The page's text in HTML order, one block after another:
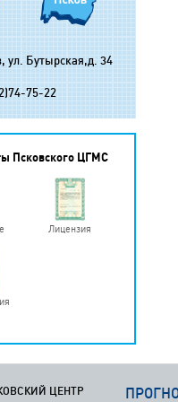
ул. Бутырская,д. 34
75-22
Псковского ЦГМС
Лицензия
ЦЕНТР